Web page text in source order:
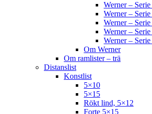
Werner –
Werner –
Werner –
Werner –
Werner – Serie
Om Werner
Om ramlister – trä
Distanslist
Konstlist
5×10
5×15
Rökt lind, 5×12
Forte 5×15